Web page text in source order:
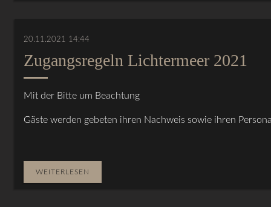
20.11.2021 14:44
Zugangsregeln Lichtermeer 2021
Mit der Bitte um Beachtung
Gäste werden gebeten ihren Nachweis sowie ihren
WEITERLESEN